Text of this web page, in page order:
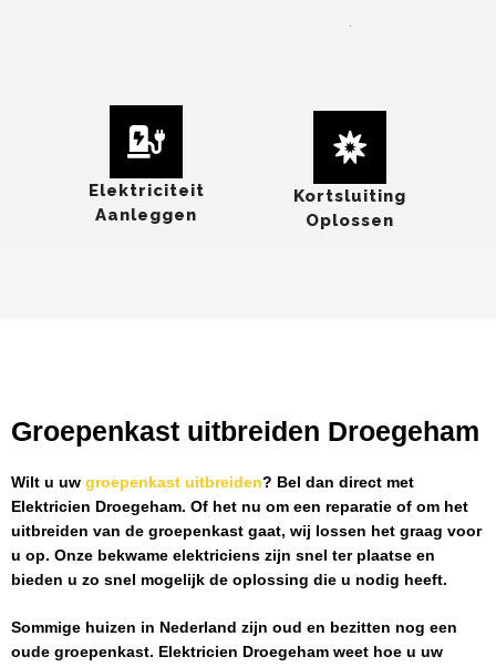
Elektriciteit
Aanleggen
Kortsluiting
Oplossen
Groepenkast uitbreiden Droegeham
Wilt u uw groepenkast uitbreiden? Bel dan direct met
Elektricien Droegeham. Of het nu om een reparatie of om het
uitbreiden van de groepenkast gaat, wij lossen het graag voor
u op. Onze bekwame elektriciens zijn snel ter plaatse en
bieden u zo snel mogelijk de oplossing die u nodig heeft.
Sommige huizen in Nederland zijn oud en bezitten nog een
oude groepenkast. Elektricien Droegeham weet hoe u uw